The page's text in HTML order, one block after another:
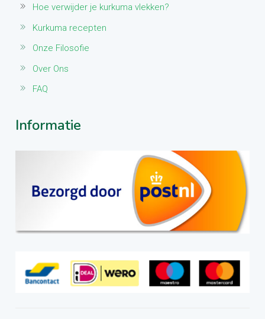
Hoe verwijder je kurkuma vlekken?
Kurkuma recepten
Onze Filosofie
Over Ons
FAQ
Informatie